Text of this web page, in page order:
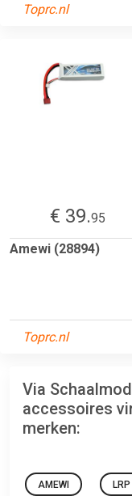
Toprc.nl
€ 39.95
Amewi (28894)
Toprc.nl
Via
accessoires
merken:
AMEWI LRP